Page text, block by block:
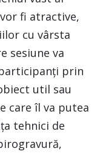
fi atractive,
cu vârsta
sesiune va
prin
util sau
care îl va putea
tehnici de